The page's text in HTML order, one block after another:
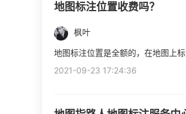
地图标注位置收费吗？
枫叶
地图标注位置是全额的，在地图上
2021-09-23 17:24:36